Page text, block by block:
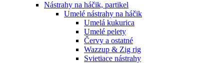
Nástrahy na háčik, partikel
Umelé nástrahy na háčik
Umelá kukurica
Umelé pelety
Červy a ostatné
Wazzup & Zig rig
Svietiace nástrahy